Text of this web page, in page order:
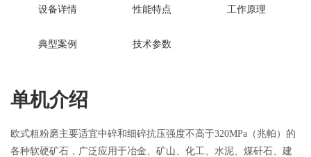
设备详情 性能特点 工作原理
典型案例 技术参数
单机介绍
欧式粗粉磨主要适宜中碎和细碎抗压强度不高于320MPa（兆帕）的
各种软硬矿石，广泛应用于冶金、矿山、化工、水泥、煤矸石、建